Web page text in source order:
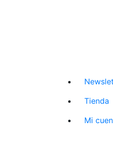
Tienda
Mi